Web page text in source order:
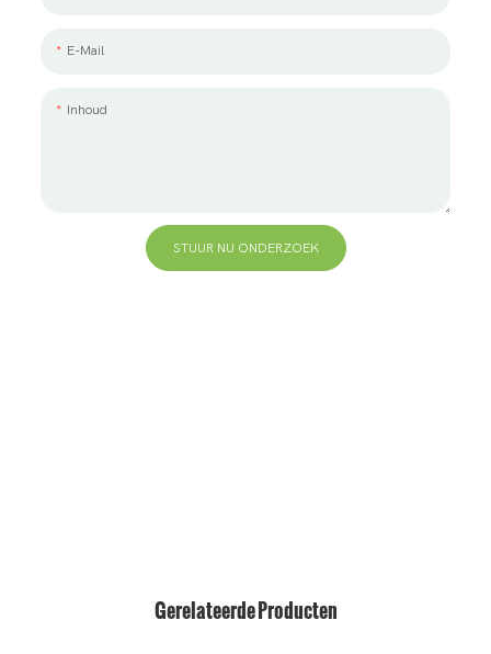
E-Mail
Inhoud
STUUR NU ONDERZOEK
Gerelateerde Producten